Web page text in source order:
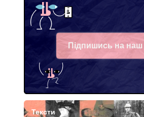
Підпишись на наш
Facebook
Тексти